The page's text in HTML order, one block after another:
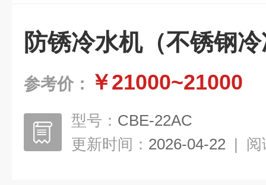
防锈冷水机（不锈钢
参考价： ￥21000~21000
型号： CBE-22AC
更新时间： 2026-04-22 | 阅